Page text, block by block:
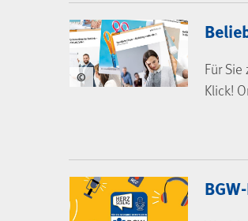
BGW-
Für
Klick!
©